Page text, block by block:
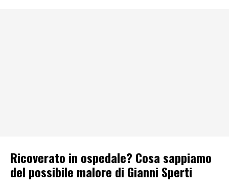
Ricoverato in ospedale? Cosa sappiamo
del possibile malore di Gianni Sperti